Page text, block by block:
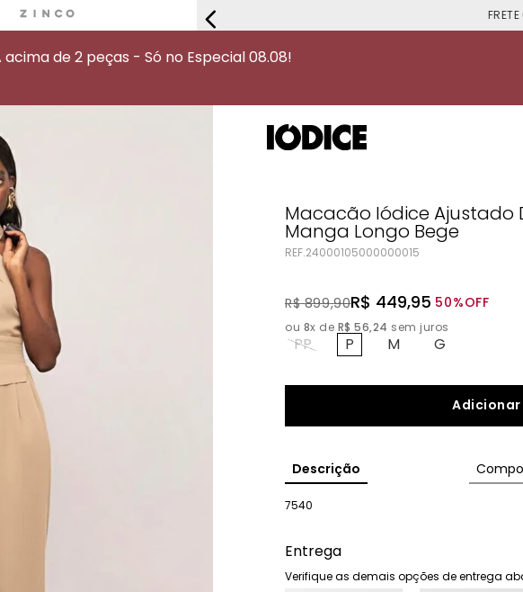
FRETE
acima de 2 peças - Só no Especial 08.08!
Macacão Iódice Ajustado
Manga Longo Bege
REF.24000105000000015
R$ 899,90R$ 449,95 50%OFF
ou 8x de R$ 56,24 sem juros
PP P M G
Descrição
7540
Entrega
Verifique as demais opções de entrega